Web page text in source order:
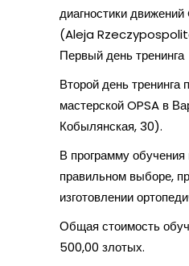
диагностики
(Aleja
Первый день тренинга
Второй день тренинга
мастерской OPSA в
Кобылянская, 30).
В программу обучения
правильном выборе,
изготовлении
Общая стоимость
500,00 злотых.